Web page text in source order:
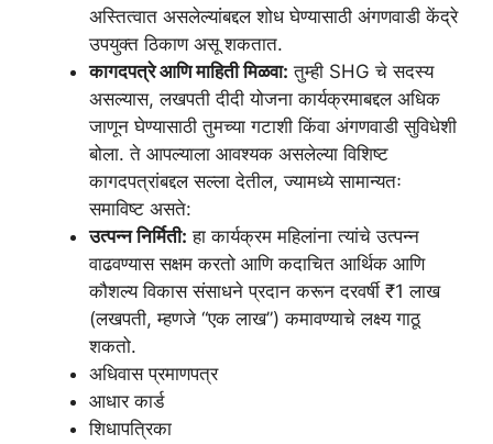
अस्तित्वात असलेल्यांबद्दल शोध घेण्यासाठी अंगणवाडी केंद्रे
उपयुक्त ठिकाण असू शकतात.
कागदपत्रे आणि माहिती मिळवा: तुम्ही SHG चे सदस्य
असल्यास, लखपती दीदी योजना कार्यक्रमाबद्दल अधिक
जाणून घेण्यासाठी तुमच्या गटाशी किंवा अंगणवाडी सुविधेशी
बोला. ते आपल्याला आवश्यक असलेल्या विशिष्ट
कागदपत्रांबद्दल सल्ला देतील, ज्यामध्ये सामान्यतः
समाविष्ट असते:
उत्पन्न निर्मिती: हा कार्यक्रम महिलांना त्यांचे उत्पन्न
वाढवण्यास सक्षम करतो आणि कदाचित आर्थिक आणि
कौशल्य विकास संसाधने प्रदान करून दरवर्षी ₹1 लाख
(लखपती, म्हणजे “एक लाख”) कमावण्याचे लक्ष्य गाठू
शकतो.
अधिवास प्रमाणपत्र
आधार कार्ड
शिधापत्रिका